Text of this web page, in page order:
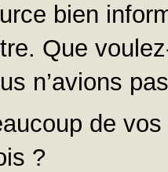
bien
Que
n’avions
de
?